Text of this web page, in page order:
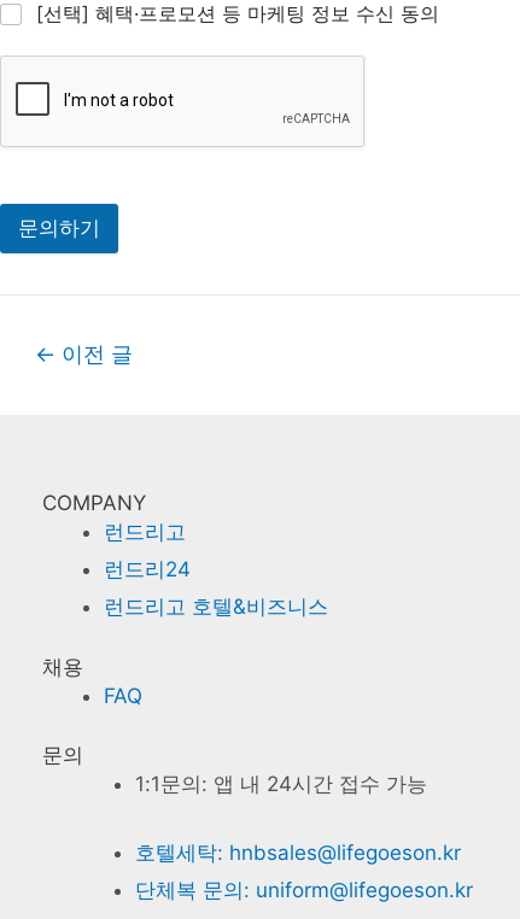
[선택] 혜택·프로모션 등 마케팅 정보 수신 동의
문의하기
← 이전 글
COMPANY
런드리고
런드리24
런드리고 호텔&비즈니스
채용
FAQ
문의
1:1문의: 앱 내 24시간 접수 가능
호텔세탁: hnbsales@lifegoeson.kr
단체복 문의: uniform@lifegoeson.kr